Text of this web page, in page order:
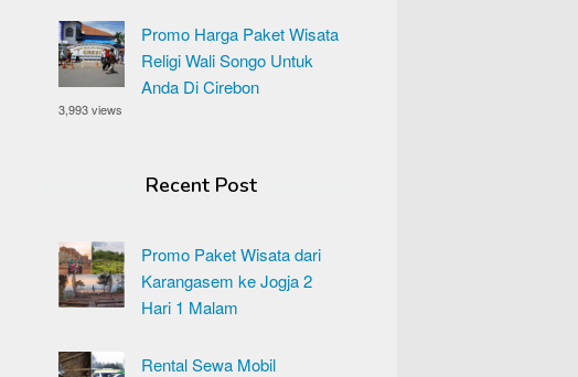
Promo Harga Paket Wisata
Religi Wali Songo Untuk
Anda Di Cirebon
3,993 views
Recent Post
Promo Paket Wisata dari
Karangasem ke Jogja 2
Hari 1 Malam
Rental Sewa Mobil